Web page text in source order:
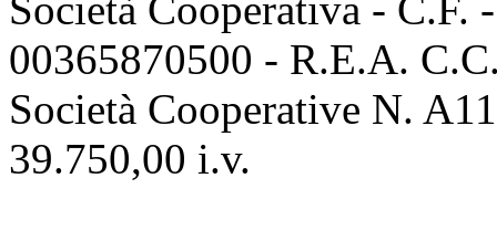
Società Cooperativa - C.F.
00365870500 - R.E.A.
Società Cooperative N.
39.750,00 i.v.